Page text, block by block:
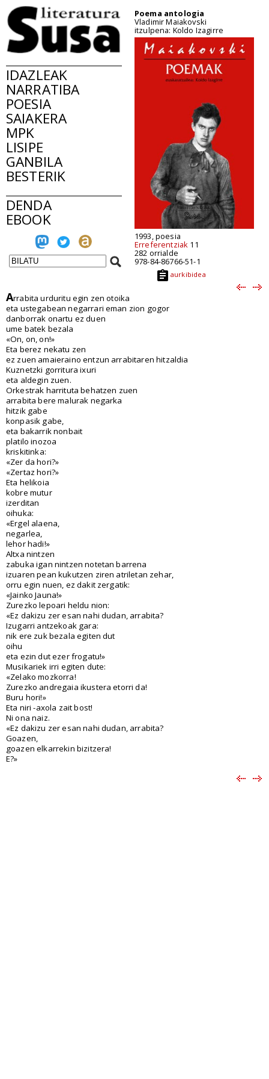
IDAZLEAK
NARRATIBA
POESIA
SAIAKERA
MPK
LISIPE
GANBILA
BESTERIK
DENDA
EBOOK
Poema antologia
Vladimir Maiakovski
itzulpena: Koldo Izagirre
1993, poesia
Erreferentziak 11
282 orrialde
978-84-86766-51-1
aurkibidea
Arrabita urduritu egin zen otoika
eta ustegabean negarrari eman zion gogor
danborrak onartu ez duen
ume batek bezala
«On, on, on!»
Eta berez nekatu zen
ez zuen amaieraino entzun arrabitaren hitzaldia
Kuznetzki gorritura ixuri
eta aldegin zuen.
Orkestrak harrituta behatzen zuen
arrabita bere malurak negarka
hitzik gabe
konpasik gabe,
eta bakarrik nonbait
platilo inozoa
kriskitinka:
«Zer da hori?»
«Zertaz hori?»
Eta helikoia
kobre mutur
izerditan
oihuka:
«Ergel alaena,
negarlea,
lehor hadi!»
Altxa nintzen
zabuka igan nintzen notetan barrena
izuaren pean kukutzen ziren atriletan zehar,
orru egin nuen, ez dakit zergatik:
«Jainko Jauna!»
Zurezko lepoari heldu nion:
«Ez dakizu zer esan nahi dudan, arrabita?
Izugarri antzekoak gara:
nik ere zuk bezala egiten dut
oihu
eta ezin dut ezer frogatu!»
Musikariek irri egiten dute:
«Zelako mozkorra!
Zurezko andregaia ikustera etorri da!
Buru hori!»
Eta niri -axola zait bost!
Ni ona naiz.
«Ez dakizu zer esan nahi dudan, arrabita?
Goazen,
goazen elkarrekin bizitzera!
E?»